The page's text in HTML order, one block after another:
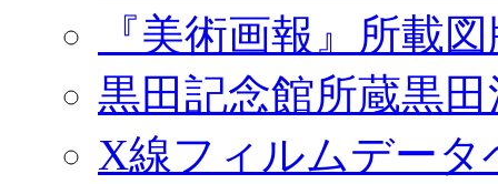
『美術画報』所載
黒田記念館所蔵黒
X線フィルムデータ